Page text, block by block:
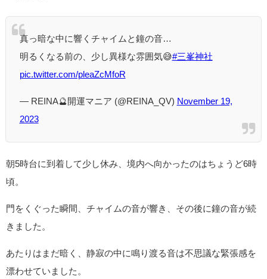
真っ暗な中に響くチャイムと鐘の音…
明るくなる前の、少し異様な雰囲気😅#三峯神社
pic.twitter.com/pleaZcMfoR
— REINA🔮開運マニア (@REINA_QV) November 19,
2023
朝5時台に到着して少し休み、境内へ向かったのはちょうど6時
頃。
門をくぐった瞬間、チャイムの音が響き、その後に鐘の音が続
きました。
あたりはまだ暗く、静寂の中に鳴り渡る音は不思議な緊張感を
漂わせていました。